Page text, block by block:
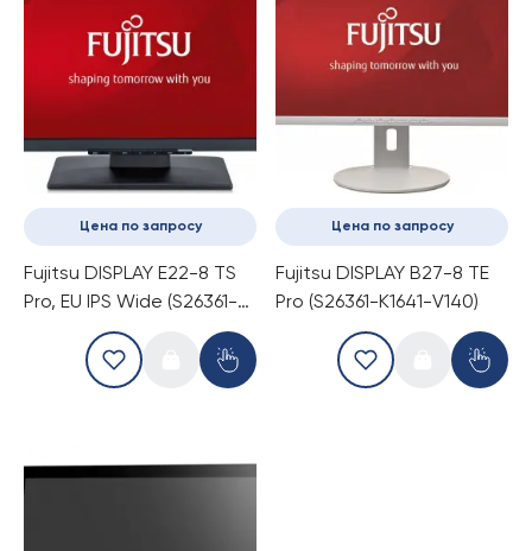
Цена по запросу
Fujitsu DISPLAY E22-8 TS
Pro, EU IPS Wide (S26361-
K1603-V160)
Цена по запросу
Fujitsu DISPLAY B27-8 TE
Pro (S26361-K1641-V140)